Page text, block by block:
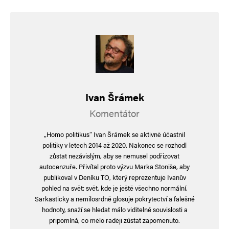
se za takového ministra Dvojitá brada. Jedná
Německo i Česko se ve spotřebě elektřiny vrátily
hluboko do 90. let…ceny už se ale nevrátí, pá,
LUF Odpovědět
Ivan Šrámek
Komentátor
„Homo politikus“ Ivan Šrámek se aktivně účastnil
politiky v letech 2014 až 2020. Nakonec se rozhodl
zůstat nezávislým, aby se nemusel podřizovat
autocenzuře. Přivítal proto výzvu Marka Stoniše, aby
publikoval v Deníku TO, který reprezentuje Ivanův
pohled na svět; svět, kde je ještě všechno normální.
Sarkasticky a nemilosrdně glosuje pokrytectví a falešné
hodnoty, snaží se hledat málo viditelné souvislosti a
připomíná, co mělo raději zůstat zapomenuto.